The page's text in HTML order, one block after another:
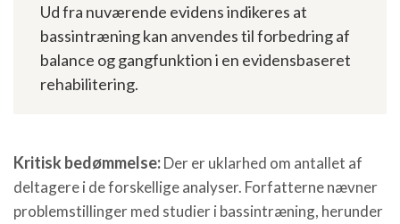
Ud fra nuværende evidens indikeres at
bassintræning kan anvendes til forbedring af
balance og gangfunktion i en evidensbaseret
rehabilitering.
Kritisk bedømmelse:Der er uklarhed om antallet af
deltagere i de forskellige analyser. Forfatterne nævner
problemstillinger med studier i bassintræning, herunder